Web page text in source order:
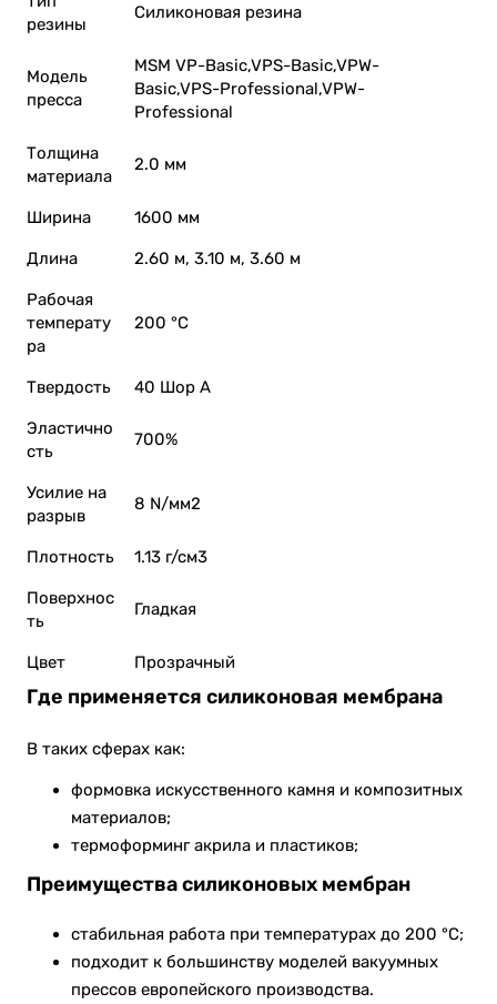
резины
Силиконовая резина
Модель
пресса
MSM VP-Basic,VPS-Basic,VPW-
Basic,VPS-Professional,VPW-
Professional
Толщина
материала
2.0 мм
Ширина 1600 мм
Длина 2.60 м, 3.10 м, 3.60 м
Рабочая
температу
ра
200 °C
Твердость 40 Шор А
Эластично
сть
700%
Усилие на
разрыв
8 N/мм2
Плотность 1.13 г/см3
Поверхнос
ть
Гладкая
Цвет Прозрачный
Где применяется силиконовая мембрана
В таких сферах как:
формовка искусственного камня и композитных
материалов;
термоформинг акрила и пластиков;
Преимущества силиконовых мембран
стабильная работа при температурах до 200 °C;
подходит к большинству моделей вакуумных
прессов европейского производства.